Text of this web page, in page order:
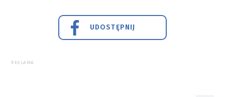
UDOSTĘPNIJ
REKLAMA